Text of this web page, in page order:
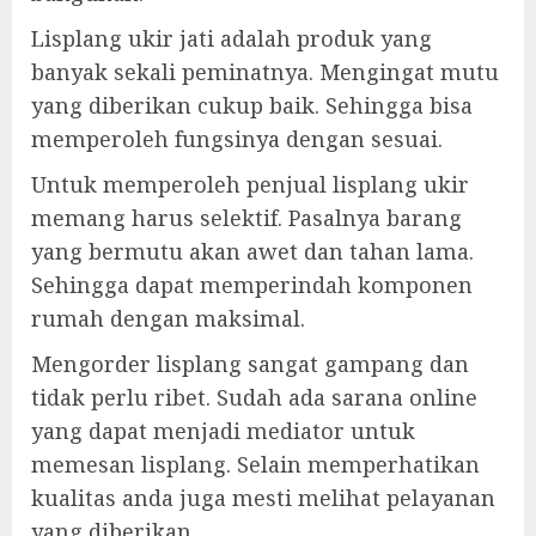
Lisplang ukir jati adalah produk yang
banyak sekali peminatnya. Mengingat mutu
yang diberikan cukup baik. Sehingga bisa
memperoleh fungsinya dengan sesuai.
Untuk memperoleh penjual lisplang ukir
memang harus selektif. Pasalnya barang
yang bermutu akan awet dan tahan lama.
Sehingga dapat memperindah komponen
rumah dengan maksimal.
Mengorder lisplang sangat gampang dan
tidak perlu ribet. Sudah ada sarana online
yang dapat menjadi mediator untuk
memesan lisplang. Selain memperhatikan
kualitas anda juga mesti melihat pelayanan